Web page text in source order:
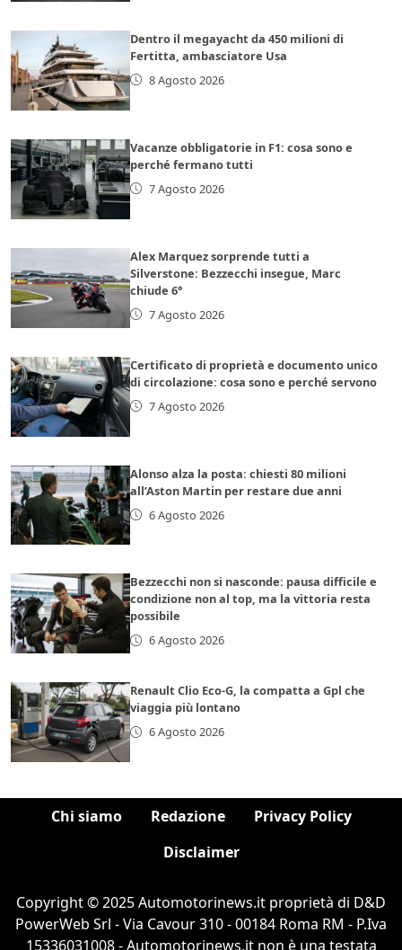
Dentro il megayacht da 450 milioni di
Fertitta, ambasciatore Usa
8 Agosto 2026
Vacanze obbligatorie in F1: cosa sono e
perché fermano tutti
7 Agosto 2026
Alex Marquez sorprende tutti a
Silverstone: Bezzecchi insegue, Marc
chiude 6°
7 Agosto 2026
Certificato di proprietà e documento unico
di circolazione: cosa sono e perché servono
7 Agosto 2026
Alonso alza la posta: chiesti 80 milioni
all’Aston Martin per restare due anni
6 Agosto 2026
Bezzecchi non si nasconde: pausa difficile e
condizione non al top, ma la vittoria resta
possibile
6 Agosto 2026
Renault Clio Eco-G, la compatta a Gpl che
viaggia più lontano
6 Agosto 2026
Chi siamo Redazione
Privacy Policy
Disclaimer
Copyright © 2025 Automotorinews.it proprietà di D&D
PowerWeb Srl - Via Cavour 310 - 00184 Roma RM - P.Iva
15336031008 - Automotorinews.it non è una testata